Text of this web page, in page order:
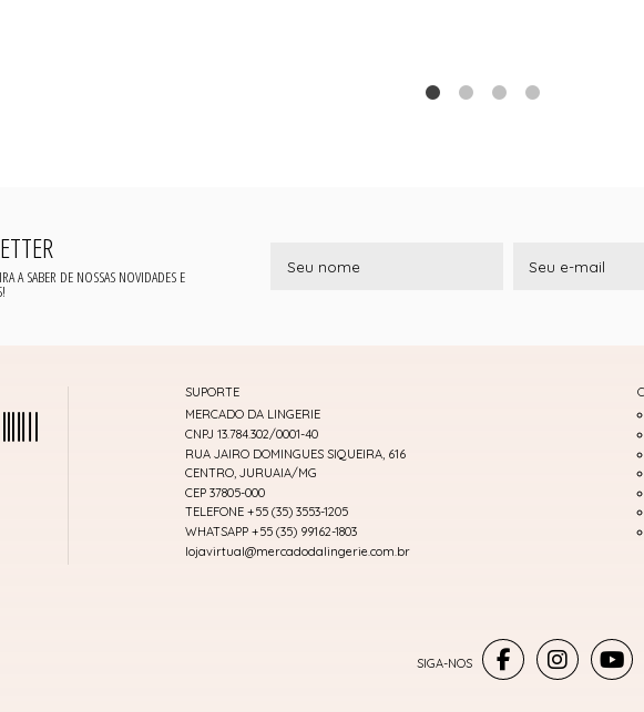
A SABER DE NOSSAS NOVIDADES E
SUPORTE
MERCADO DA LINGERIE
CNPJ 13.784.302/0001-40
RUA JAIRO DOMINGUES SIQUEIRA, 616
CENTRO, JURUAIA/MG
CEP 37805-000
TELEFONE +55 (35) 3553-1205
WHATSAPP +55 (35) 99162-1803
lojavirtual@mercadodalingerie.com.br